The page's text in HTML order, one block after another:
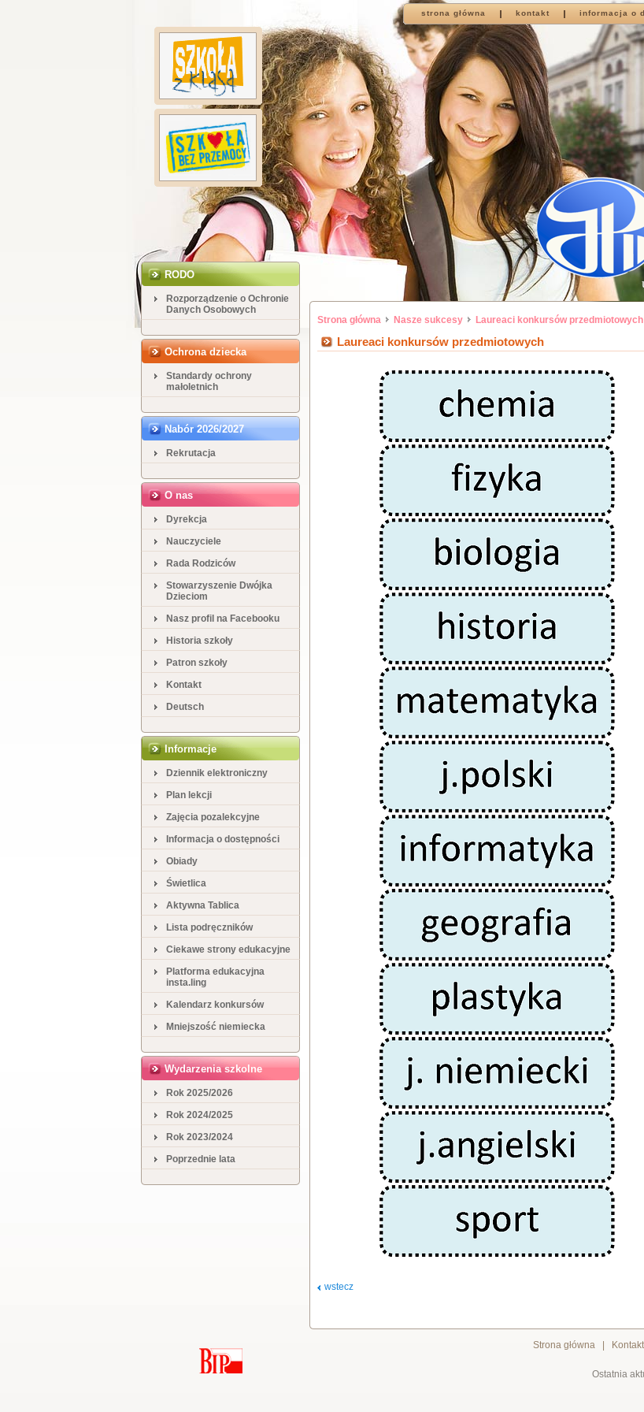
strona główna kontakt informacja o
RODO
Rozporządzenie o Ochronie
Danych Osobowych
Ochrona dziecka
Standardy ochrony
małoletnich
Nabór 2026/2027
Rekrutacja
O nas
Dyrekcja
Nauczyciele
Rada Rodziców
Stowarzyszenie Dwójka
Dzieciom
Nasz profil na Facebooku
Historia szkoły
Patron szkoły
Kontakt
Deutsch
Informacje
Dziennik elektroniczny
Plan lekcji
Zajęcia pozalekcyjne
Informacja o dostępności
Obiady
Świetlica
Aktywna Tablica
Lista podręczników
Ciekawe strony edukacyjne
Platforma edukacyjna
insta.ling
Kalendarz konkursów
Mniejszość niemiecka
Wydarzenia szkolne
Rok 2025/2026
Rok 2024/2025
Rok 2023/2024
Poprzednie lata
Strona główna Nasze sukcesy Laureaci konkursów przedmiotowych
Laureaci konkursów przedmiotowych
wstecz
Strona główna Kontakt
Ostatnia